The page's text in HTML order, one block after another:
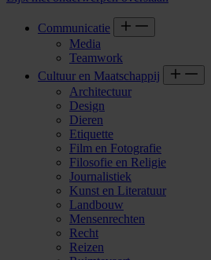
Communicatie
Media
Teamwork
Cultuur en Maatschappij
Architectuur
Design
Dieren
Etiquette
Film en Fotografie
Filosofie en Religie
Journalistiek
Kunst en Literatuur
Landbouw
Mensenrechten
Recht
Reizen